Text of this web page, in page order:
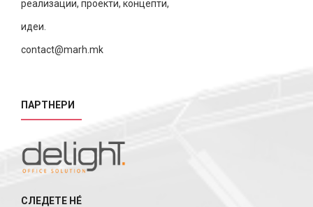
реализации, проекти, концепти,
идеи.
contact@marh.mk
ПАРТНЕРИ
СЛЕДЕТЕ НÉ